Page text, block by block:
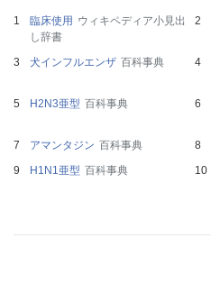
臨床使用 ウィキペディア小見出
し辞書
犬インフルエンザ 百科事典
H2N3亜型 百科事典
アマンタジン 百科事典
H1N1亜型 百科事典